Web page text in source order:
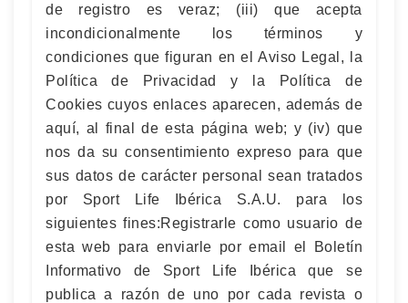
de registro es veraz; (iii) que acepta
incondicionalmente los términos y
condiciones que figuran en el Aviso Legal, la
Política de Privacidad y la Política de
Cookies cuyos enlaces aparecen, además de
aquí, al final de esta página web; y (iv) que
nos da su consentimiento expreso para que
sus datos de carácter personal sean tratados
por Sport Life Ibérica S.A.U. para los
siguientes fines:Registrarle como usuario de
esta web para enviarle por email el Boletín
Informativo de Sport Life Ibérica que se
publica a razón de uno por cada revista o